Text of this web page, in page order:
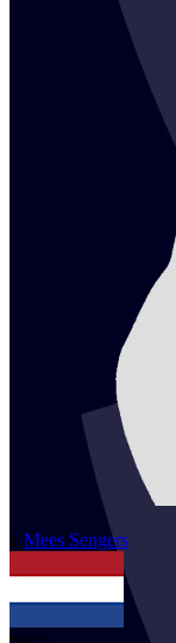
1 Mees Sengers